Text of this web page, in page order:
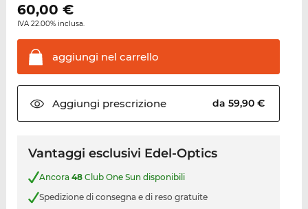
60,00 €
IVA 22.00% inclusa.
aggiungi nel carrello
Aggiungi prescrizione da 59,90 €
Vantaggi esclusivi Edel-Optics
Ancora 48Club One Sun disponibili
Spedizione di consegna e di reso gratuite